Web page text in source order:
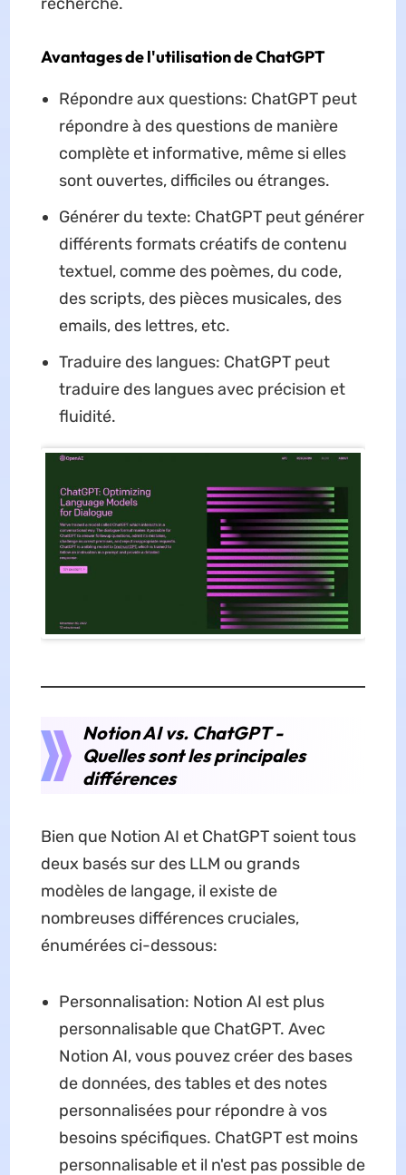
Avantages de l'utilisation de ChatGPT
Répondre aux questions: ChatGPT peut
répondre à des questions de manière
complète et informative, même si elles
sont ouvertes, difficiles ou étranges.
Générer du texte: ChatGPT peut générer
différents formats créatifs de contenu
textuel, comme des poèmes, du code,
des scripts, des pièces musicales, des
emails, des lettres, etc.
Traduire des langues: ChatGPT peut
traduire des langues avec précision et
fluidité.
Notion AI vs. ChatGPT -
Quelles sont les principales
différences
Bien que Notion AI et ChatGPT soient tous
deux basés sur des LLM ou grands
modèles de langage, il existe de
nombreuses différences cruciales,
énumérées ci-dessous:
Personnalisation: Notion AI est plus
personnalisable que ChatGPT. Avec
Notion AI, vous pouvez créer des bases
de données, des tables et des notes
personnalisées pour répondre à vos
besoins spécifiques. ChatGPT est moins
personnalisable et il n'est pas possible de